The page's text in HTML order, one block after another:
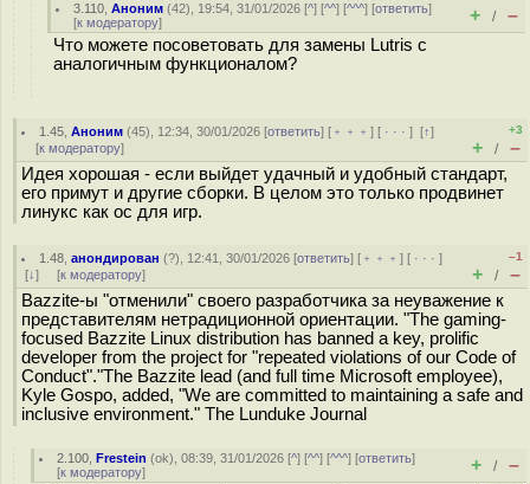
3.110 ,Аноним (42), 19:54, 31/01/2026 [^] [^^] [^^^] [ответить]
[к модератору] + / –
Что можете посоветовать для замены Lutris с
аналогичным функционалом?
1.45 ,Аноним (45), 12:34, 30/01/2026 [ответить] [ ﹢﹢﹢] [ · · ·][↑]
[к модератору]
+3
+ / –
Идея хорошая - если выйдет удачный и удобный стандарт,
его примут и другие сборки. В целом это только продвинет
линукс как ос для игр.
1.48 ,анондирован (?), 12:41, 30/01/2026 [ответить] [ ﹢﹢﹢] [ · · ·]
[↓] [к модератору]
–1
+ / –
Bazzite-ы "отменили" своего разработчика за неуважение к
представителям нетрадиционной ориентации. "The gaming-
focused Bazzite Linux distribution has banned a key, prolific
developer from the project for "repeated violations of our Code of
Conduct"."The Bazzite lead (and full time Microsoft employee),
Kyle Gospo, added, "We are committed to maintaining a safe and
inclusive environment." The Lunduke Journal
2.100 ,Frestein (ok), 08:39, 31/01/2026 [^] [^^] [^^^] [ответить]
[к модератору] + / –